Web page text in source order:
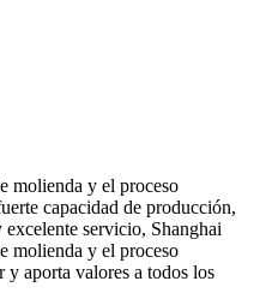
molienda y el proceso
capacidad de producción,
servicio, Shanghai
molienda y el proceso
y aporta valores a todos los